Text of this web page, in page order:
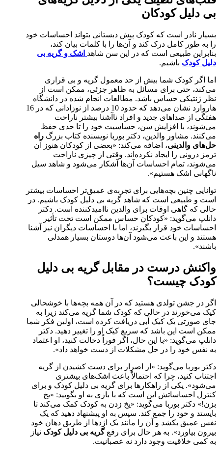
بی دلیل کودکان
بسیار نادر است که کودک پیش دبستانی بتواند احساسات خود
را به طور کامل درک کند و آن‌ها را با کلمات بیان کند،
بنابراین طبیعی است که در این سن شاهد اشک و گریه بی
دلیل کودک باشیم.
اما اگر کودک شما بیش از حد معمول گریه و بی قراری
می‌کند، حتی برای مسائل به ظاهر جزئی، ممکن است از
نظر ژنتیکی حساس باشد. مطالعات انجام شده در دانشگاه
هاروارد نشان می‌دهد که حدود 10 درصد از نوزادانی که در 16
هفتگی از صداهای جدید و افراد ناآشنا بیشتر ناراحت
می‌شوند، با افزایش سن، حساسیت خود را تا حدی حفظ
می‌کنند. مشاور والدین، دکتر بوربا نویسنده کتاب بزرگ راه
حل‌های والدینی، اضافه می‌کند: «بعضی از کودکان هنوز آن
ترمز درونی را ایجاد نکرده‌اند. وقتی از چیزی ناراحت
می‌شوند، تمام احساسات آن‌ها آشکار می‌شود و شاهد سیل
ناگهانی اشک هستیم».
توانایی چنین بچه‌هایی برای تجربه‌ی عمیق‌تر احساسات بیشتر
است و طبیعی است که شاهد گریه بی دلیل کودک باشیم. در
حالی که گاهی اوقات برای والدین ناامیدکننده است. دکتر
دانلپ می‌گوید: «کودکان حساس ممکن است تحت تأثیر
احساسات خود قرار بگیرند، اما با احساسات دیگران نیز آشنا
هستند و این باعث می‌شود آن‌ها دوستان بسیار همدلی
باشند».
واکنش درست در مقابل گریه بی ‌دلیل
کودک چیست؟
اگر در جشن تولدی هستید که در آن همه بچه‌ها با خوشحالی
کیک می‌خورند در حالی که کودک شما گریه می‌کند زیرا به
جای صورتی یک کیک آبی دریافت کرده است، اولین فکر شما
ممکن است این باشد که سریع کیک او را تغییر دهید. دکتر
دانلپ می‌گوید: «با این حال، اگر فوراً دخالت کنید، او اعتماد
به نفس خود را در حل مشکلات از دست خواهد داد».
دکتر بوربا می‌گوید: «از اصرار برای دست کشیدن از گریه
اجتناب کنید، چرا که احتمالاً باعث اشک‌های بیشتری
می‌شود». یکی از راهکارها برای گریه بی دلیل کودک و برای
کنترل احساساتش این است که با بازی به او بگویید: «یخ
بزن!» دکتر بوربا می‌گوید: «یخ زدن به کودک کمک می‌کند تا
بایستد و خود را جمع کند. سپس به او پیشنهاد دهید که یک
نفس عمیق بکشد و آن را مانند یک اژدها از طریق دهان خود
بیرون بیاورد». به هر حال برای رفعگریه بی دلیل کودک نیاز
به کمی خلاقیت وجود دارد نه عصبانیت.